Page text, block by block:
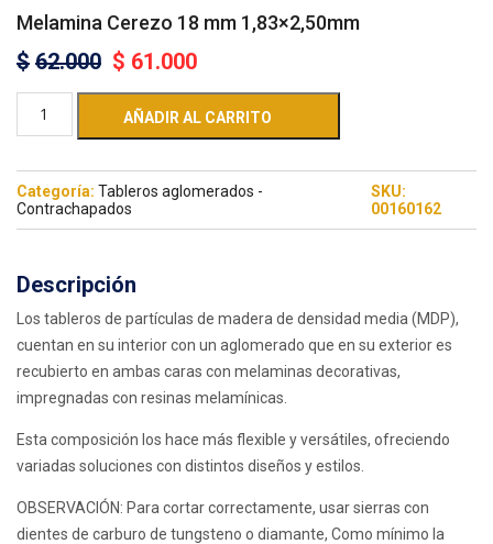
Melamina Cerezo 18 mm 1,83×2,50mm
$ 62.000 $ 61.000
AÑADIR AL CARRITO
Categoría: Tableros aglomerados -
Contrachapados
SKU:
00160162
Descripción
Los tableros de partículas de madera de densidad media (MDP),
cuentan en su interior con un aglomerado que en su exterior es
recubierto en ambas caras con melaminas decorativas,
impregnadas con resinas melamínicas.
Esta composición los hace más flexible y versátiles, ofreciendo
variadas soluciones con distintos diseños y estilos.
OBSERVACIÓN: Para cortar correctamente, usar sierras con
dientes de carburo de tungsteno o diamante, Como mínimo la